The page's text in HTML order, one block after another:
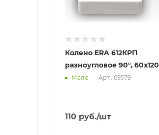
Колено ERA 612КРП
разноугловое 90°, 60х120
Мало Арт.: 69579
110 руб./шт